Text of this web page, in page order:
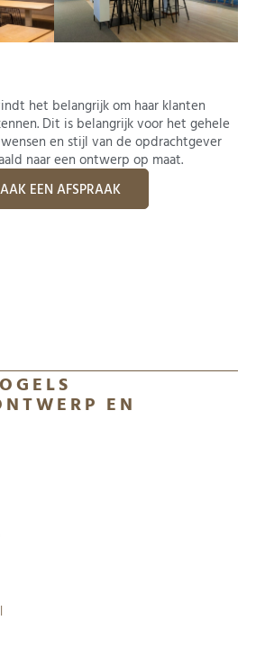
het belangrijk om haar klanten
Dit is belangrijk voor het gehele
en stijl van de opdrachtgever
naar een ontwerp op maat.
EEN AFSPRAAK
EN